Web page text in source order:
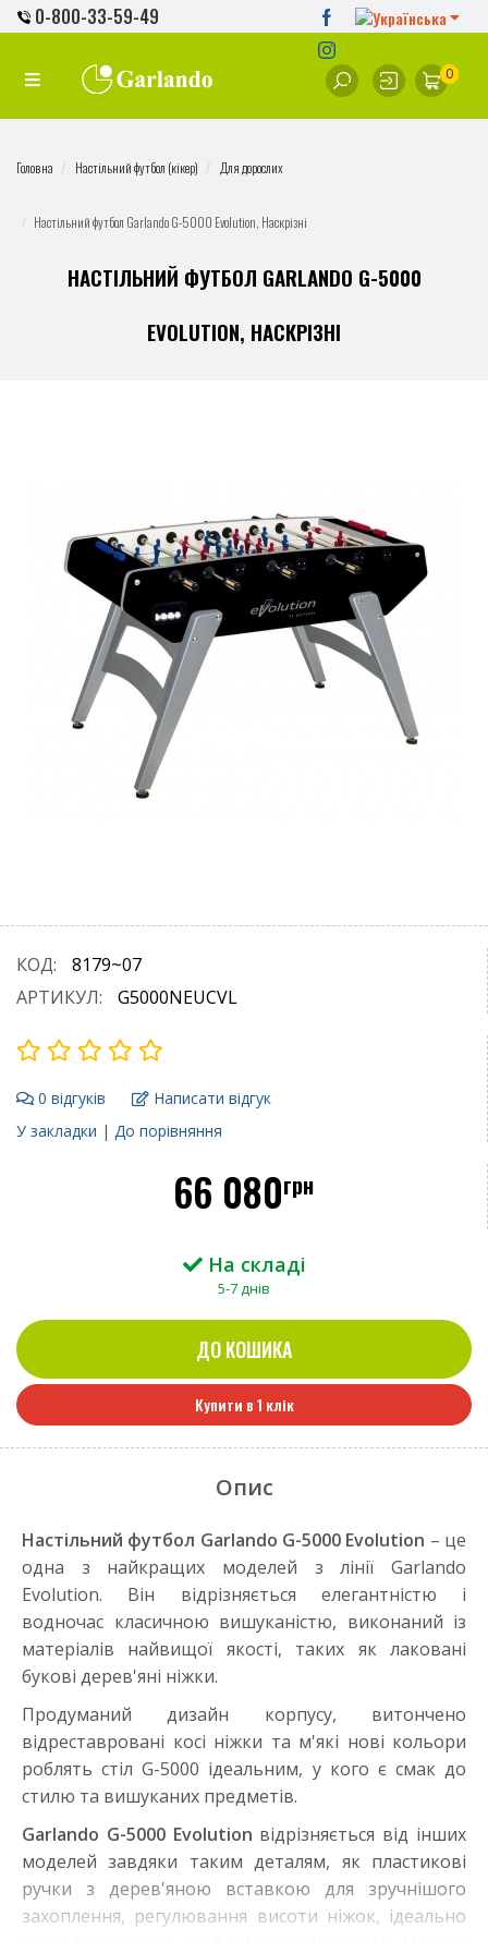
0-800-33-59-49
0
Головна Настільний футбол (кікер) Для дорослих
Настільний футбол Garlando G-5000 Evolution, Наскрізні
НАСТІЛЬНИЙ ФУТБОЛ GARLANDO G-5000
EVOLUTION, НАСКРІЗНІ
КОД:
8179~07
АРТИКУЛ:
G5000NEUCVL
0 відгуків
Написати відгук
У закладки | До порівняння
66 080грн
На складі
5-7 днів
ДО КОШИКА
Купити в 1 клік
Опис
Настільний футбол Garlando G-5000 Evolution – це
одна з найкращих моделей з лінії Garlando
Evolution. Він відрізняється елегантністю і
водночас класичною вишуканістю, виконаний із
матеріалів найвищої якості, таких як лаковані
букові дерев'яні ніжки.
Продуманий дизайн корпусу, витончено
відреставровані косі ніжки та м'які нові кольори
роблять стіл G-5000 ідеальним, у кого є смак до
стилю та вишуканих предметів.
Garlando G-5000 Evolution відрізняється від інших
моделей завдяки таким деталям, як пластикові
ручки з дерев'яною вставкою для зручнішого
захоплення, регулювання висоти ніжок, ідеально